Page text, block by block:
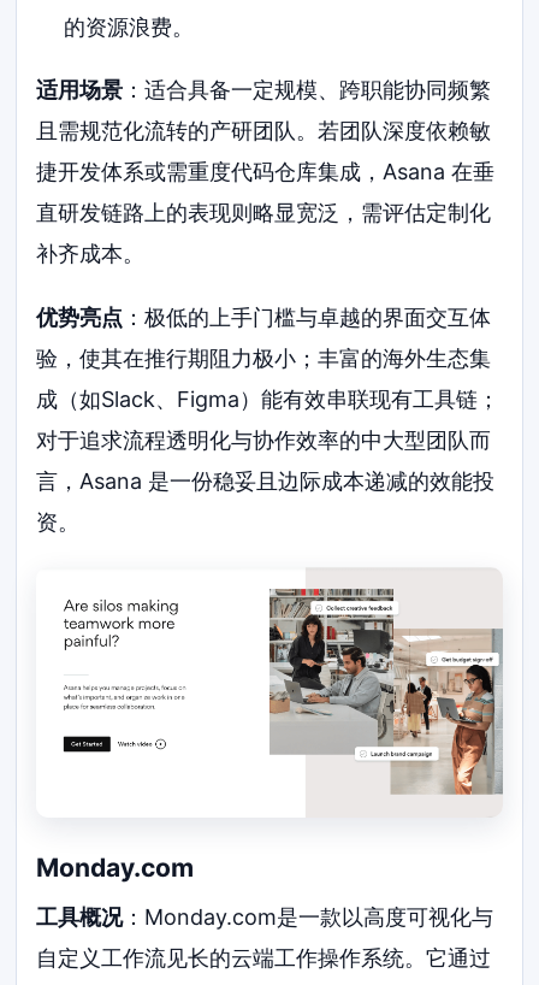
的资源浪费。
适用场景 ：适合具备一定规模、跨职能协同频繁
且需规范化流转的产研团队。若团队深度依赖敏
捷开发体系或需重度代码仓库集成，Asana 在垂
直研发链路上的表现则略显宽泛，需评估定制化
补齐成本。
优势亮点 ：极低的上手门槛与卓越的界面交互体
验，使其在推行期阻力极小；丰富的海外生态集
成（如Slack、Figma）能有效串联现有工具链；
对于追求流程透明化与协作效率的中大型团队而
言，Asana 是一份稳妥且边际成本递减的效能投
资。
Monday.com
工具概况：Monday.com是一款以高度可视化与
自定义工作流见长的云端工作操作系统。它通过